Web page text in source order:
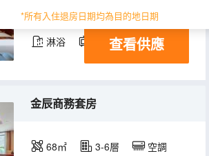
*所有入住退房日期均為目的地日期
38㎡ 3-6層 空調
淋浴 電視機
查看供應
金辰商務套房
68㎡ 3-6層 空調